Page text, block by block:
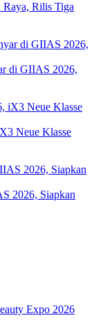
Raya, Rilis Tiga
di GIIAS 2026,
Neue Klasse
2026, Siapkan